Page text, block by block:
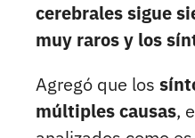
cerebrales sigue
muy raros y los
Agregó que los
múltiples causas,